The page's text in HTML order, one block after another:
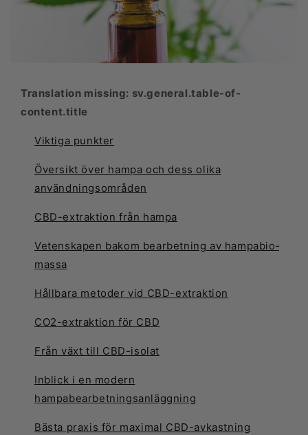
Translation missing: sv.general.table-of-
content.title
Viktiga punkter
Översikt över hampa och dess olika
användningsområden
CBD-extraktion från hampa
Vetenskapen bakom bearbetning av hampabio­
massa
Hållbara metoder vid CBD-extraktion
CO2-extraktion för CBD
Från växt till CBD-isolat
Inblick i en modern
hampabearbetningsanläggning
Bästa praxis för maximal CBD-avkastning